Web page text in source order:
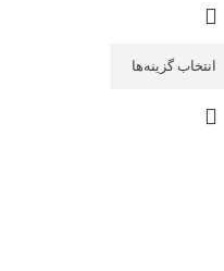
انتخاب گزینه‌ها